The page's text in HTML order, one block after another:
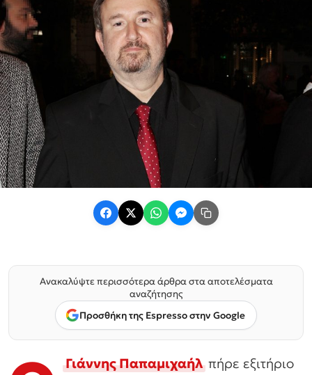
Ανακαλύψτε περισσότερα άρθρα στα αποτελέσματα
αναζήτησης
Προσθήκη της Espresso στην Google
Γιάννης Παπαμιχαήλπήρε εξιτήριο